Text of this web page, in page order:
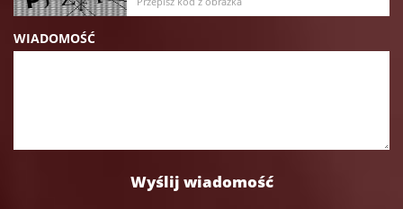
WIADOMOŚĆ